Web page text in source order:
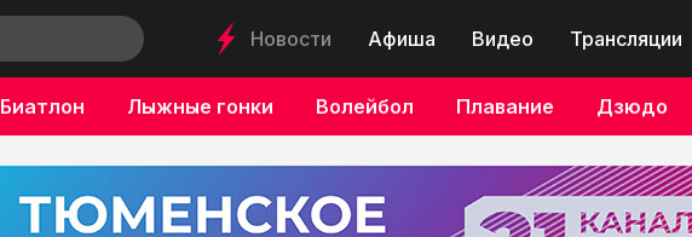
Новости Афиша Видео Трансляции
Биатлон Лыжные гонки Волейбол Плавание Дзюдо